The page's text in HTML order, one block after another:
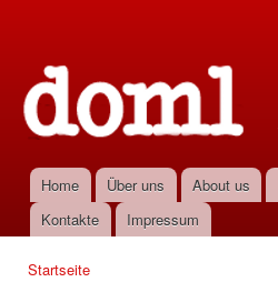
Hauptmenü
Home Über uns About us
Kontakte
Impressum
Startseite